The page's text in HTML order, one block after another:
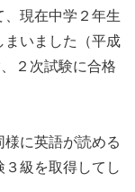
現在中学２年生
いました（平成
２次試験に合格
に英語が読める
級を取得してし